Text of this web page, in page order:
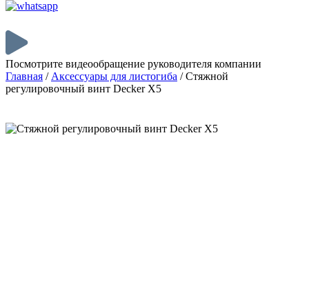
Главная / Аксессуары для листогиба /Стяжной
регулировочный винт Decker Х5
Посмотрите видеообращение руководителя компании